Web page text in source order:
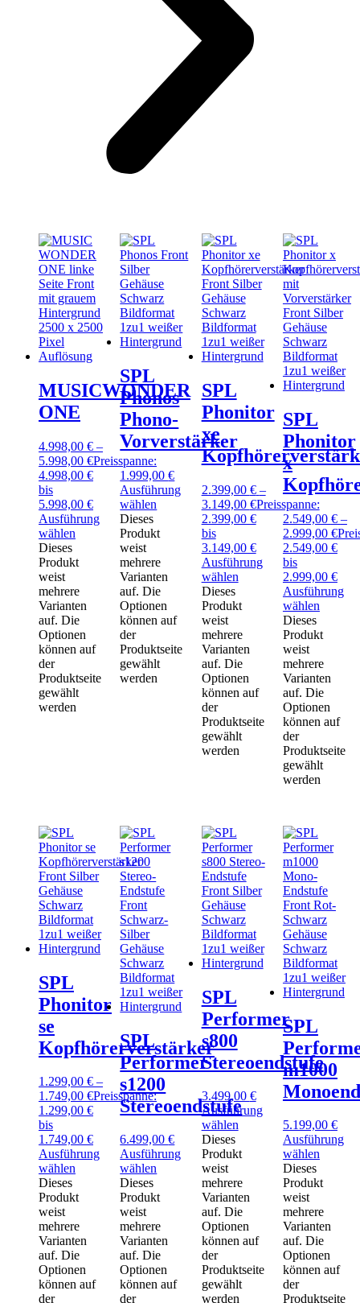
MUSICWONDER
ONE
4.998,00 € –
5.998,00 €Preisspanne:
4.998,00 €
bis
5.998,00 €
Ausführung
wählen
Dieses
Produkt
weist
mehrere
Varianten
auf. Die
Optionen
können auf
der
Produktseite
gewählt
werden
SPL
Phonos
Phono-
Vorverstärker
1.999,00€
Ausführung
wählen
Dieses
Produkt
weist
mehrere
Varianten
auf. Die
Optionen
können auf
der
Produktseite
gewählt
werden
SPL
Phonitor
xe
2.399,00 € –
3.149,00 €Preisspanne:
2.399,00 €
bis
3.149,00 €
Ausführung
wählen
Dieses
Produkt
weist
mehrere
Varianten
auf. Die
Optionen
können auf
der
Produktseite
gewählt
werden
SPL
Phonitor
x
2.549,00 € –
2.999,00 €
2.549,00 €
bis
2.999,00 €
Ausführung
wählen
Dieses
Produkt
weist
mehrere
Varianten
auf. Die
Optionen
können auf
der
Produktseite
gewählt
werden
SPL
Phonitor
se
Kopfhörerverstärker
1.299,00 € –
1.749,00 €Preisspanne:
1.299,00 €
bis
1.749,00 €
Ausführung
wählen
Dieses
Produkt
weist
mehrere
Varianten
auf. Die
Optionen
können auf
der
SPL
Performer
s1200
Stereoendstufe
6.499,00€
Ausführung
wählen
Dieses
Produkt
weist
mehrere
Varianten
auf. Die
Optionen
können auf
der
SPL
Performer
s800
Stereoendstufe
3.499,00 €
Ausführung
wählen
Dieses
Produkt
weist
mehrere
Varianten
auf. Die
Optionen
können auf
der
Produktseite
gewählt
werden
SPL
m1000
5.199,00 €
Ausführung
wählen
Dieses
Produkt
weist
mehrere
Varianten
auf. Die
Optionen
können auf
der
Produktseite